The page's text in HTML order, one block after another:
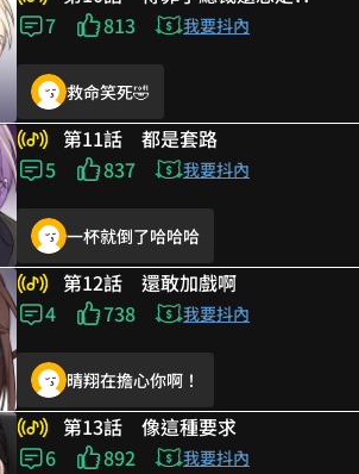
對對對對 很配WWW
兩人真的長太像了😝
濾鏡太重啦
等等 這集的標題是不是在致敬古阿莫🤣🤣
是不是漏了幾集沒看哈哈哈哈哈哈哈
先送醫呀😂
你是不是忘了什麼(不是匯報XDDD
摔得好！！這是騷擾～
超好笑 總裁被摔在地上
7 813 我要抖內
救命笑死🤣
好好笑~🤣
系統跟攻略值一起升級囉～
那個護頸🤣🤣🤣
性騷擾的總裁被打也是活該吧
救命笑死🤣
第11話 都是套路
5 837 我要抖內
一杯就倒了哈哈哈
一杯醉www
此身體非彼身體
你是不是忘記你穿越了~
第12話 還敢加戲啊
4 738 我要抖內
晴翔在擔心你啊！
警戒心down
第13話 像這種要求
6 892 我要抖內